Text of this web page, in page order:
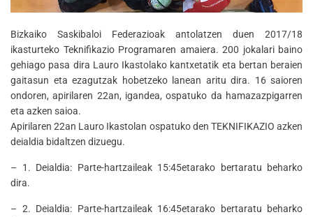
Bizkaiko Saskibaloi Federazioak antolatzen duen 2017/18
ikasturteko Teknifikazio Programaren amaiera. 200 jokalari baino
gehiago pasa dira Lauro Ikastolako kantxetatik eta bertan beraien
gaitasun eta ezagutzak hobetzeko lanean aritu dira. 16 saioren
ondoren, apirilaren 22an, igandea, ospatuko da hamazazpigarren
eta azken saioa.
Apirilaren 22an Lauro Ikastolan ospatuko den TEKNIFIKAZIO azken
deialdia bidaltzen dizuegu.
– 1. Deialdia: Parte-hartzaileak 15:45etarako bertaratu beharko
dira.
– 2. Deialdia: Parte-hartzaileak 16:45etarako bertaratu beharko